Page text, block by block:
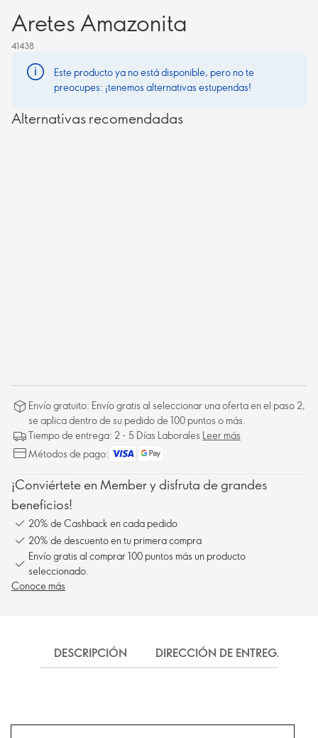
Aretes Amazonita
41438
Este producto ya no está disponible, pero no te
preocupes: ¡tenemos alternativas estupendas!
Alternativas recomendadas
Envío gratuito: Envío gratis al seleccionar una oferta en el paso 2,
se aplica dentro de su pedido de 100 puntos o más.
Tiempo de entrega: 2 - 5 Días Laborales Leer más
Métodos de pago:
¡Conviértete en Member y disfruta de grandes
beneficios!
20% de Cashback en cada pedido
20% de descuento en tu primera compra
Envío gratis al comprar 100 puntos más un producto
seleccionado.
Conoce más
DESCRIPCIÓN DIRECCIÓN DE ENTREGA